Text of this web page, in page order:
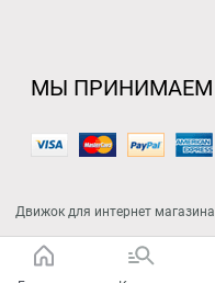
МЫ ПРИНИМАЕМ
Движок для интернет магазина